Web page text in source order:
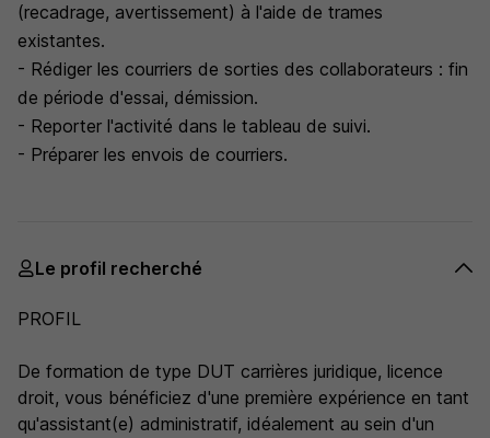
(recadrage, avertissement) à l'aide de trames
existantes.
- Rédiger les courriers de sorties des collaborateurs : fin
de période d'essai, démission.
- Reporter l'activité dans le tableau de suivi.
- Préparer les envois de courriers.
Le profil recherché
PROFIL
De formation de type DUT carrières juridique, licence
droit, vous bénéficiez d'une première expérience en tant
qu'assistant(e) administratif, idéalement au sein d'un